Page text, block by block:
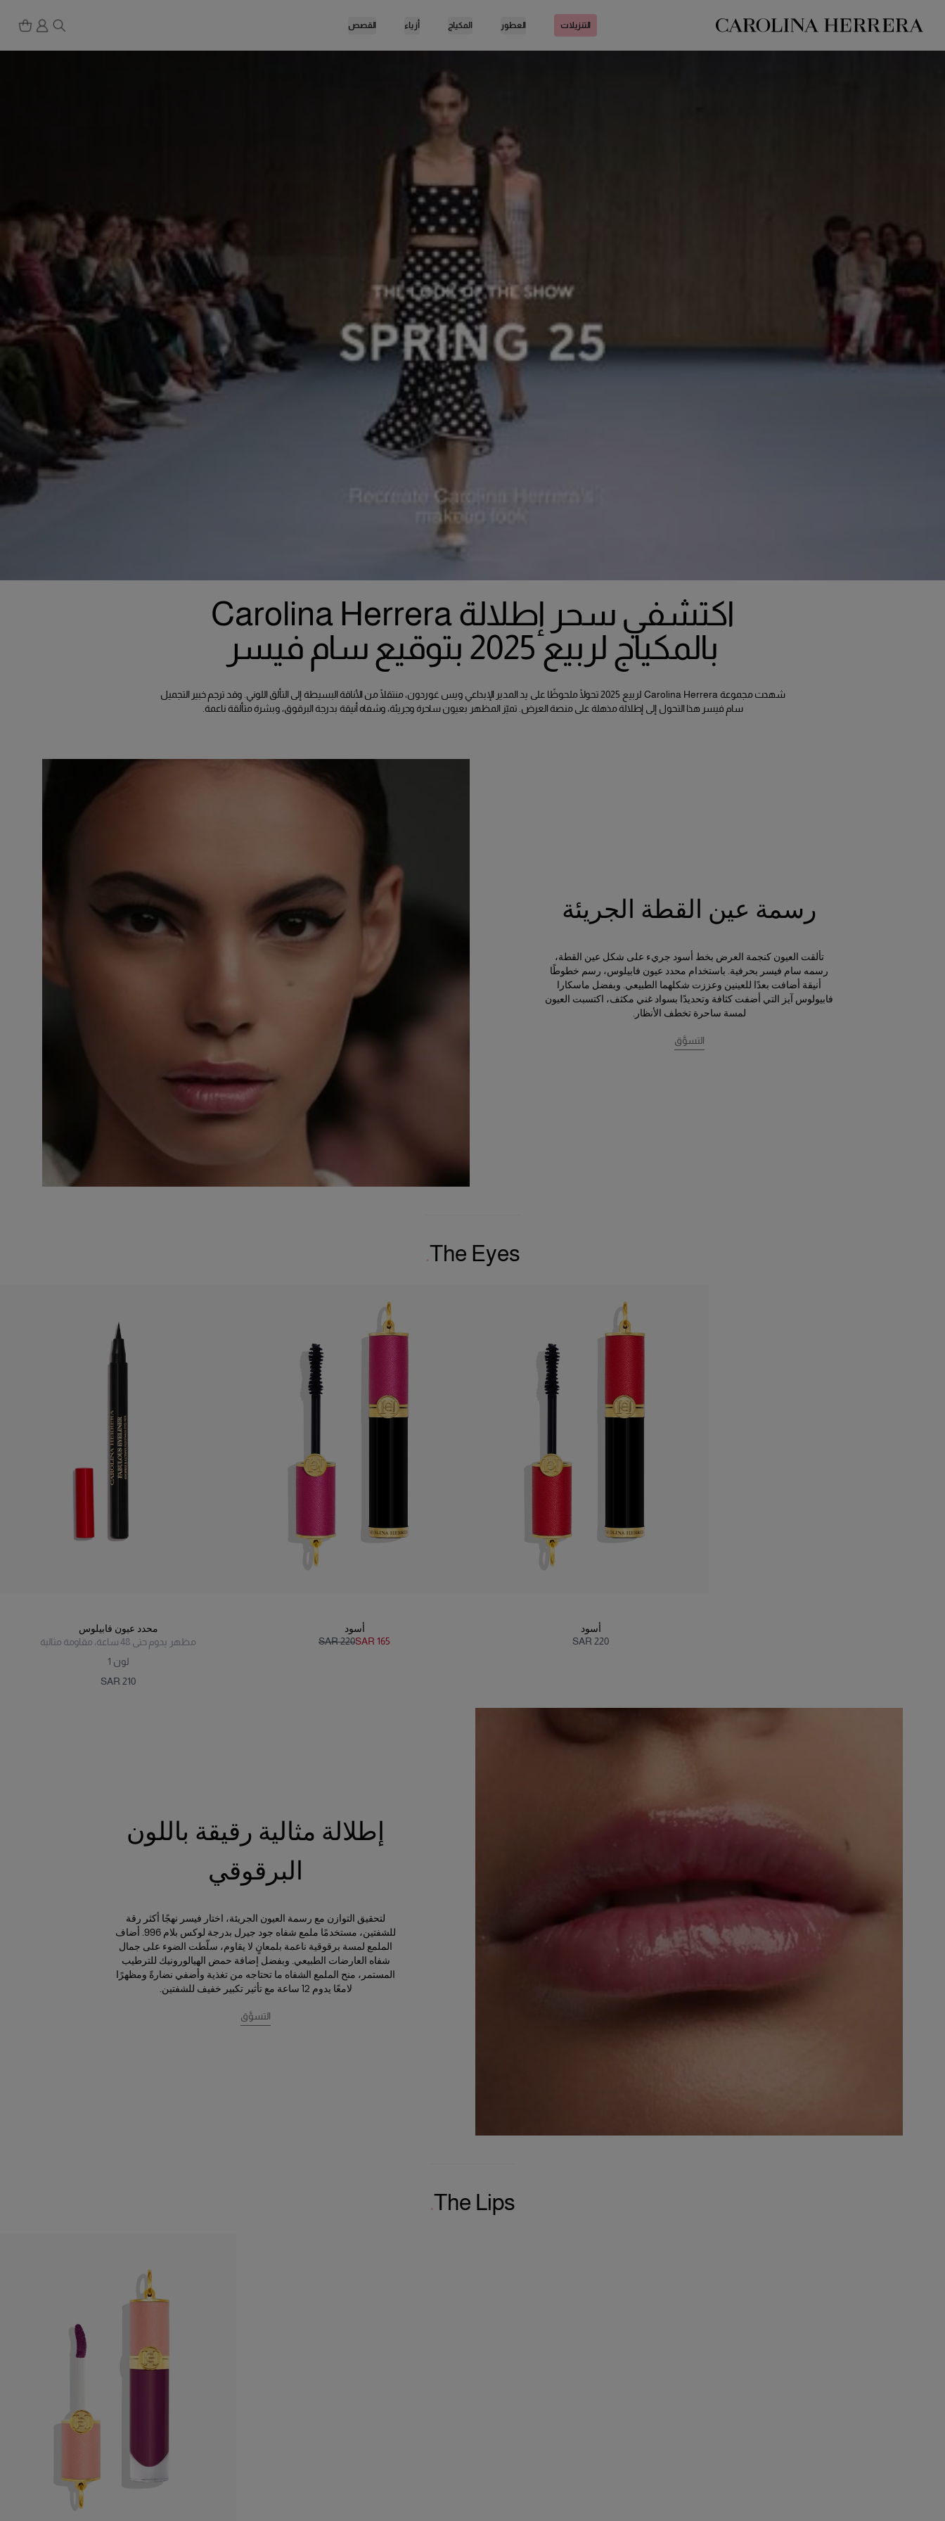
بيان إمكانية الوصول (الرابط)
التنزيلات العطور المكياج أزياء القصص
اكتشفي سحر إطلالة Carolina Herrera
بالمكياج لربيع 2025 بتوقيع سام فيسر
شهدت مجموعة Carolina Herrera لربيع 2025 تحولًا ملحوظًا على يد المدير الإبداعي ويس غوردون، منتقلًا من الأناقة البسيطة إلى التألق اللوني. وقد ترجم خبير التجميل
سام فيسر هذا التحول إلى إطلالة مذهلة على منصة العرض. تميّز المظهر بعيون ساحرة وجريئة، وشفاه أنيقة بدرجة البرقوق، وبشرة متألقة ناعمة.
رسمة عين القطة الجريئة
تألقت العيون كنجمة العرض بخط أسود جريء على شكل عين القطة،
رسمه سام فيسر بحرفية. باستخدام محدد عيون فابيلوس، رسم خطوطًا
أنيقة أضافت بعدًا للعينين وعززت شكلهما الطبيعي. وبفضل ماسكارا
فابيولوس آيز التي أضفت كثافة وتحديدًا بسواد غني مكثف، اكتسبت العيون
لمسة ساحرة تخطف الأنظار.
التسوَّق
The Eyes
محدد عيون فابيلوس
مظهر يدوم حتى 48 ساعة، مقاومة مثالية
1 لون
SAR 210
أسود
SAR 220SAR 165
أسود
SAR 220
إطلالة مثالية رقيقة باللون
البرقوقي
لتحقيق التوازن مع رسمة العيون الجريئة، اختار فيسر نهجًا أكثر رقة
للشفتين، مستخدمًا ملمع شفاه جود جيرل بدرجة لوكس بلام 996
. أضاف
الملمع لمسة برقوقية ناعمة بلمعانٍ لا يقاوم، سلّطت الضوء على جمال
شفاه العارضات الطبيعي. وبفضل إضافة حمض الهيالورونيك للترطيب
المستمر، منح الملمع الشفاه ما تحتاجه من تغذية وأضفي نضارةً ومظهرًا
لامعًا يدوم 12 ساعة مع تأثير تكبير خفيف للشفتين.
التسوَّق
The Lips